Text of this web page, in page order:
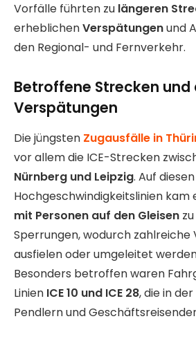
Vorfälle führten zu längeren
erheblichenVerspätungenund
den Regional- und Fernverkehr.
Betroffene Strecken und
Verspätungen
Die jüngsten Zugausfälle in
vor allem die ICE-Strecken
Nürnberg und Leipzig. Auf diesen
Hochgeschwindigkeitslinien kam
mit Personen auf den Gleisen
Sperrungen, wodurch zahlreiche
ausfielen oder umgeleitet
Besonders betroffen waren
Linien ICE 10 und ICE 28, die in
Pendlern und